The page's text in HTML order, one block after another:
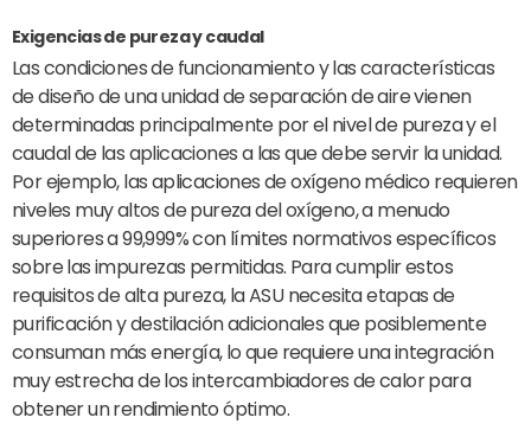
Exigencias de pureza y caudal
Las condiciones de funcionamiento y las características
de diseño de una unidad de separación de aire vienen
determinadas principalmente por el nivel de pureza y el
caudal de las aplicaciones a las que debe servir la unidad.
Por ejemplo, las aplicaciones de oxígeno médico requieren
niveles muy altos de pureza del oxígeno, a menudo
superiores a 99,999% con límites normativos específicos
sobre las impurezas permitidas. Para cumplir estos
requisitos de alta pureza, la ASU necesita etapas de
purificación y destilación adicionales que posiblemente
consuman más energía, lo que requiere una integración
muy estrecha de los intercambiadores de calor para
obtener un rendimiento óptimo.